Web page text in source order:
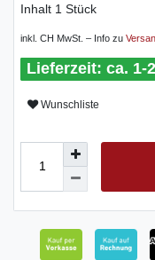
Inhalt 1 Stück
inkl. CH MwSt. – Info zu
ca. 1-
Wunschliste